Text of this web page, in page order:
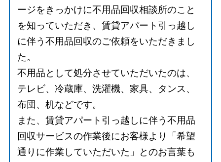
ージをきっかけに不用品回収相談所のこと
を知っていただき、賃貸アパート引っ越し
に伴う不用品回収のご依頼をいただきまし
た。
不用品として処分させていただいたのは、
テレビ、冷蔵庫、洗濯機、家具、タンス、
布団、机などです。
また、賃貸アパート引っ越しに伴う不用品
回収サービスの作業後にお客様より「希望
通りに作業していただいた」とのお言葉も